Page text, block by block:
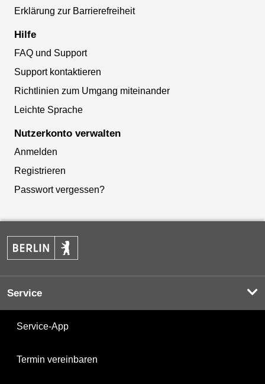
Erklärung zur Barrierefreiheit
Hilfe
FAQ und Support
Support kontaktieren
Richtlinien zum Umgang miteinander
Leichte Sprache
Nutzerkonto verwalten
Anmelden
Registrieren
Passwort vergessen?
Service
Service-App
Termin vereinbaren